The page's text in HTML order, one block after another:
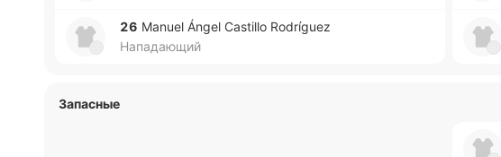
26 Manuel Ángel Castillo Rodríguez
Нападающий
Запасные